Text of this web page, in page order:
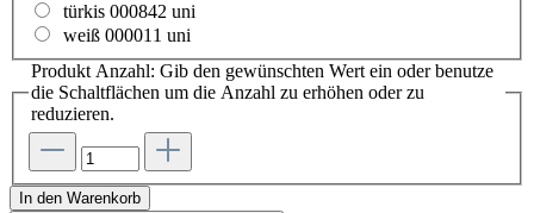
türkis 000842 uni
weiß 000011 uni
Produkt Anzahl: Gib den gewünschten Wert ein oder benutze
die Schaltflächen um die Anzahl zu erhöhen oder zu
reduzieren.
In den Warenkorb